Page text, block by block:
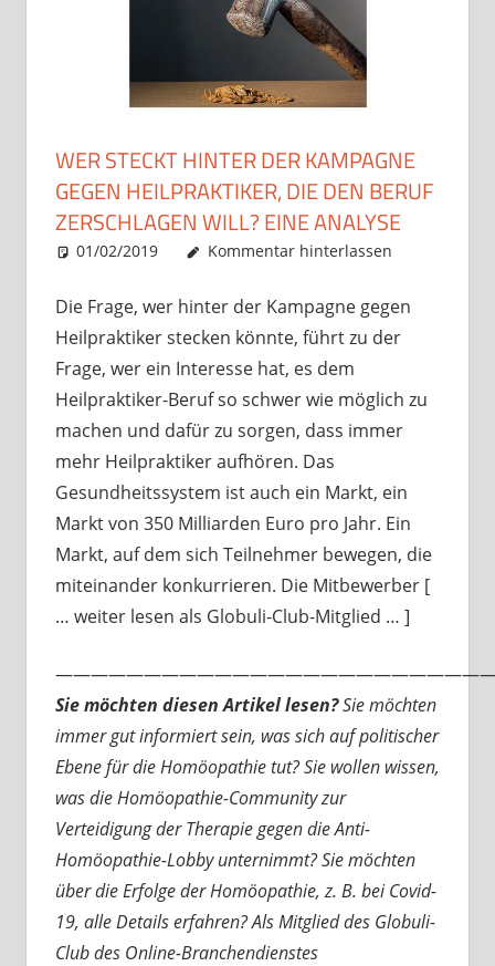
WER STECKT HINTER DER KAMPAGNE
GEGEN HEILPRAKTIKER, DIE DEN BERUF
ZERSCHLAGEN WILL? EINE ANALYSE
01/02/2019 Christian J. Becker
Allgemein
Kommentar hinterlassen
Die Frage, wer hinter der Kampagne gegen
Heilpraktiker stecken könnte, führt zu der
Frage, wer ein Interesse hat, es dem
Heilpraktiker-Beruf so schwer wie möglich zu
machen und dafür zu sorgen, dass immer
mehr Heilpraktiker aufhören. Das
Gesundheitssystem ist auch ein Markt, ein
Markt von 350 Milliarden Euro pro Jahr. Ein
Markt, auf dem sich Teilnehmer bewegen, die
miteinander konkurrieren. Die Mitbewerber [
… weiter lesen als Globuli-Club-Mitglied … ]
Sie möchten diesen Artikel lesen?Sie möchten
immer gut informiert sein, was sich auf politischer
Ebene für die Homöopathie tut? Sie wollen wissen,
was die Homöopathie-Community zur
Verteidigung der Therapie gegen die Anti-
Homöopathie-Lobby unternimmt? Sie möchten
über die Erfolge der Homöopathie, z. B. bei Covid-
19, alle Details erfahren? Als Mitglied des Globuli-
Club des Online-Branchendienstes